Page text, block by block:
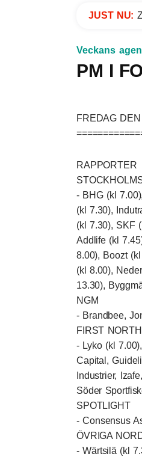
JUST NU:
Veckans
PM I
FREDAG
RAPPORTER
- BHG (kl
(kl 7.30),
(kl 7.30), SKF
Addlife (kl
8.00), Boozt
(kl 8.00),
13.30),
NGM
- Brandbee,
FIRST NORTH
- Lyko (kl
Capital,
Industrier,
Söder
SPOTLIGHT
- Consensus
ÖVRIGA
- Wärtsilä (kl